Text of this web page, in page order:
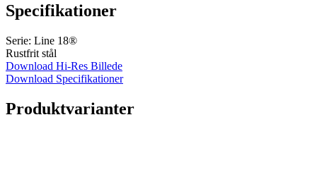
Specifikationer
Serie: Line 18®
Rustfrit stål
Download Hi-Res Billede
Download Specifikationer
Produktvarianter